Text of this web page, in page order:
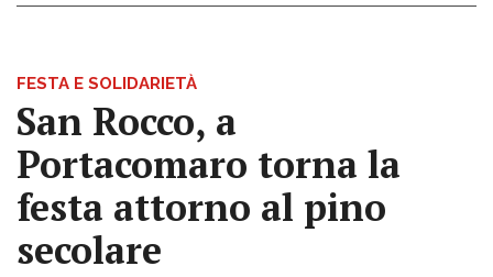
FESTA E SOLIDARIETÀ
San Rocco, a
Portacomaro torna la
festa attorno al pino
secolare